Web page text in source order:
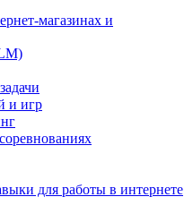
магазинах и
и игр
для работы в интернете